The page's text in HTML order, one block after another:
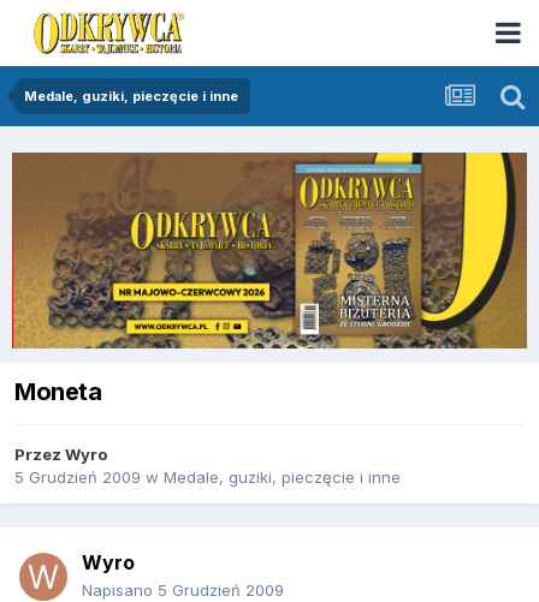
Medale, guziki, pieczęcie i inne
Moneta
Przez Wyro
5 Grudzień 2009 w Medale, guziki, pieczęcie i inne
Wyro
Napisano 5 Grudzień 2009